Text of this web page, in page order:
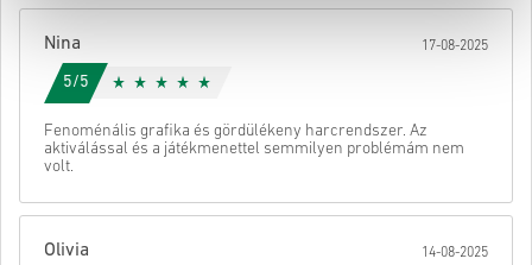
• Fejezd be a rendelést
Ezután kapsz egy e-mailt egy biztonságos linkkel a kódod
eléréséhez.
Nina 17-08-2025
5/5
Fenoménális grafika és gördülékeny harcrendszer. Az
aktiválással és a játékmenettel semmilyen problémám nem
volt.
Olivia 14-08-2025